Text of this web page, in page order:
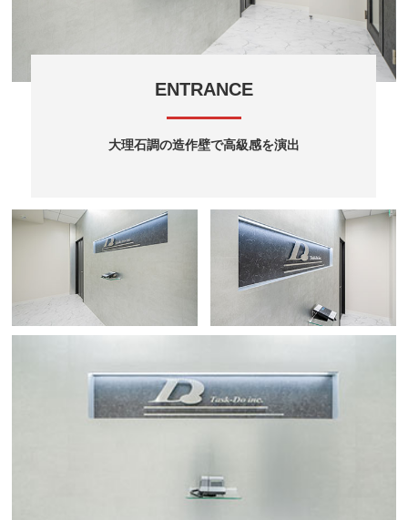
ENTRANCE
大理石調の造作壁で高級感を演出